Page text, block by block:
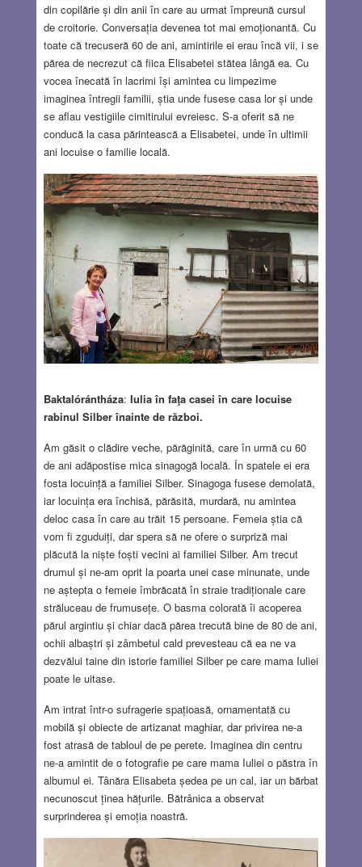
din copilărie și din anii în care au urmat împreună cursul
de croitorie. Conversația devenea tot mai emoționantă. Cu
toate că trecuseră 60 de ani, amintirile ei erau încă vii, i se
părea de necrezut că fiica Elisabetei stătea lângă ea. Cu
vocea înecată în lacrimi își amintea cu limpezime
imaginea întregii familii, știa unde fusese casa lor și unde
se aflau vestigiile cimitirului evreiesc. S-a oferit să ne
conducă la casa părintească a Elisabetei, unde în ultimii
ani locuise o familie locală.
Baktalórántháza: Iulia în faţa casei în care locuise
rabinul Silber înainte de război.
Am găsit o clădire veche, părăginită, care în urmă cu 60
de ani adăpostise mica sinagogă locală. În spatele ei era
fosta locuință a familiei Silber. Sinagoga fusese demolată,
iar locuința era închisă, părăsită, murdară, nu amintea
deloc casa în care au trăit 15 persoane. Femeia știa că
vom fi zguduiți, dar spera să ne ofere o surpriză mai
plăcută la niște foști vecini ai familiei Silber. Am trecut
drumul și ne-am oprit la poarta unei case minunate, unde
ne aștepta o femeie îmbrăcată în straie tradiționale care
străluceau de frumusețe. O basma colorată îi acoperea
părul argintiu și chiar dacă părea trecută bine de 80 de ani,
ochii albaștri și zâmbetul cald prevesteau că ea ne va
dezvălui taine din istorie familiei Silber pe care mama Iuliei
poate le uitase.
Am intrat într-o sufragerie spațioasă, ornamentată cu
mobilă și obiecte de artizanat maghiar, dar privirea ne-a
fost atrasă de tabloul de pe perete. Imaginea din centru
ne-a amintit de o fotografie pe care mama Iuliei o păstra în
albumul ei. Tânăra Elisabeta ședea pe un cal, iar un bărbat
necunoscut ținea hățurile. Bătrânica a observat
surprinderea și emoția noastră.